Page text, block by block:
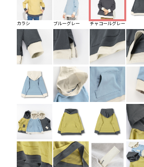
カラシ ブルーグレー チャコールグレー